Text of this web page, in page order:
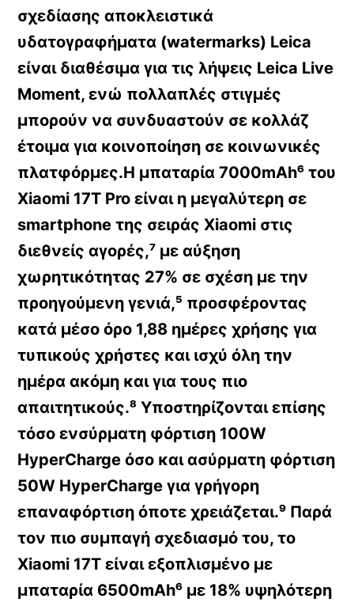
σχεδίασης αποκλειστικά
υδατογραφήματα (watermarks) Leica
είναι διαθέσιμα για τις λήψεις Leica Live
Moment, ενώ πολλαπλές στιγμές
μπορούν να συνδυαστούν σε κολλάζ
έτοιμα για κοινοποίηση σε κοινωνικές
πλατφόρμες.Η μπαταρία 7000mAh⁶ του
Xiaomi 17T Pro είναι η μεγαλύτερη σε
smartphone της σειράς Xiaomi στις
διεθνείς αγορές,⁷ με αύξηση
χωρητικότητας 27% σε σχέση με την
προηγούμενη γενιά,⁵ προσφέροντας
κατά μέσο όρο 1,88 ημέρες χρήσης για
τυπικούς χρήστες και ισχύ όλη την
ημέρα ακόμη και για τους πιο
απαιτητικούς.⁸ Υποστηρίζονται επίσης
τόσο ενσύρματη φόρτιση 100W
HyperCharge όσο και ασύρματη φόρτιση
50W HyperCharge για γρήγορη
επαναφόρτιση όποτε χρειάζεται.⁹ Παρά
τον πιο συμπαγή σχεδιασμό του, το
Xiaomi 17T είναι εξοπλισμένο με
μπαταρία 6500mAh⁶ με 18% υψηλότερη